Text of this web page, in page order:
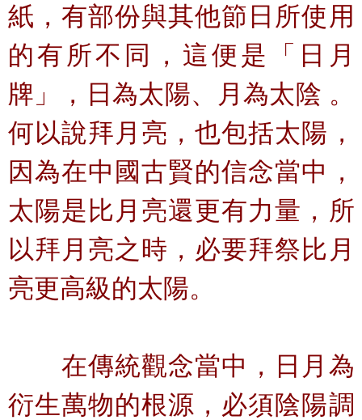
紙，有部份與其他節日所使用
的有所不同，這便是「日月
牌」，日為太陽、月為太陰 。
何以說拜月亮，也包括太陽，
因為在中國古賢的信念當中，
太陽是比月亮還更有力量，所
以拜月亮之時，必要拜祭比月
亮更高級的太陽。
在傳統觀念當中，日月為
衍生萬物的根源，必須陰陽調